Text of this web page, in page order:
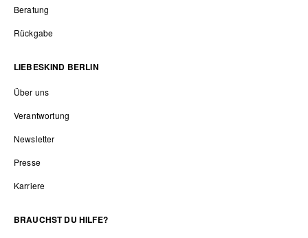
Beratung
Rückgabe
LIEBESKIND BERLIN
Über uns
Verantwortung
Newsletter
Presse
Karriere
BRAUCHST DU HILFE?